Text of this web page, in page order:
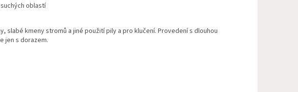
oblastí
slabé kmeny stromů a jiné použití pily a pro klučení. Provedení s dlouhou
jen s dorazem.